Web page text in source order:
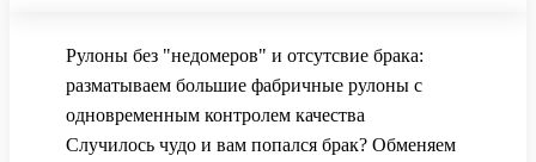
Рулоны без "недомеров" и отсутсвие брака:
разматываем большие фабричные рулоны с
одновременным контролем качества
Случилось чудо и вам попался брак? Обменяем